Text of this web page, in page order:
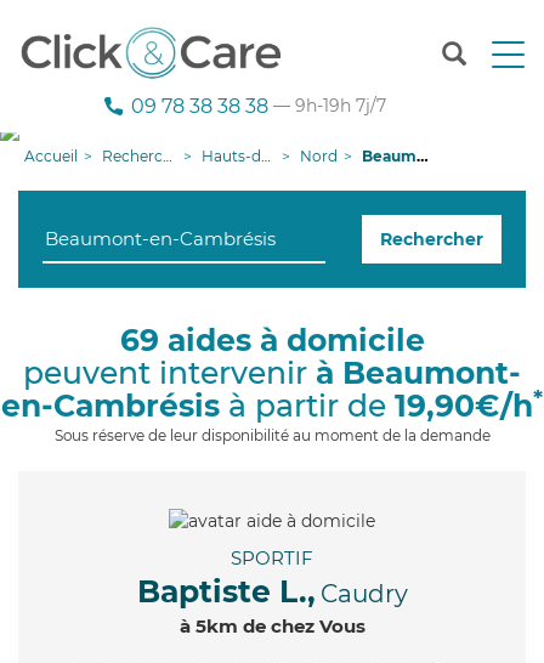
T
n
g
i
o
n
09 78 38 38 38 — 9h-19h 7j/7
Accueil Recherche aide à domicile Hauts-de-France Nord Beaumont-en-Cambrésis
Rechercher
69 aides à domicile
peuvent intervenir à Beaumont-
en-Cambrésis à partir de 19,90€/h*
Sous réserve de leur disponibilité au moment de la demande
SPORTIF
Baptiste L., Caudry
à 5km de chez Vous